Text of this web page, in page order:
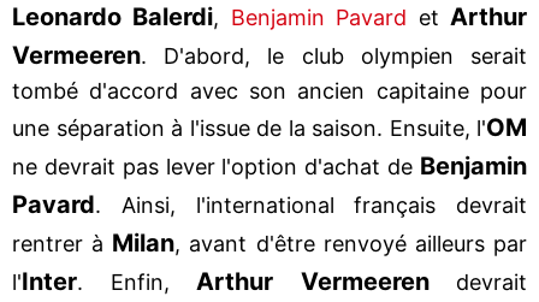
Leonardo Balerdi, Benjamin Pavard et Arthur
Vermeeren. D'abord, le club olympien serait
tombé d'accord avec son ancien capitaine pour
une séparation à l'issue de la saison. Ensuite, l'OM
ne devrait pas lever l'option d'achat de Benjamin
Pavard. Ainsi, l'international français devrait
rentrer à Milan, avant d'être renvoyé ailleurs par
l'Inter. Enfin, Arthur Vermeerendevrait